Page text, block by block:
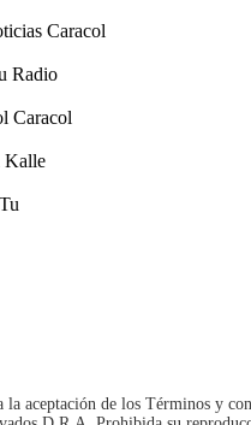
Caracol
Radio
Caracol
Kalle
aceptación de los Términos y